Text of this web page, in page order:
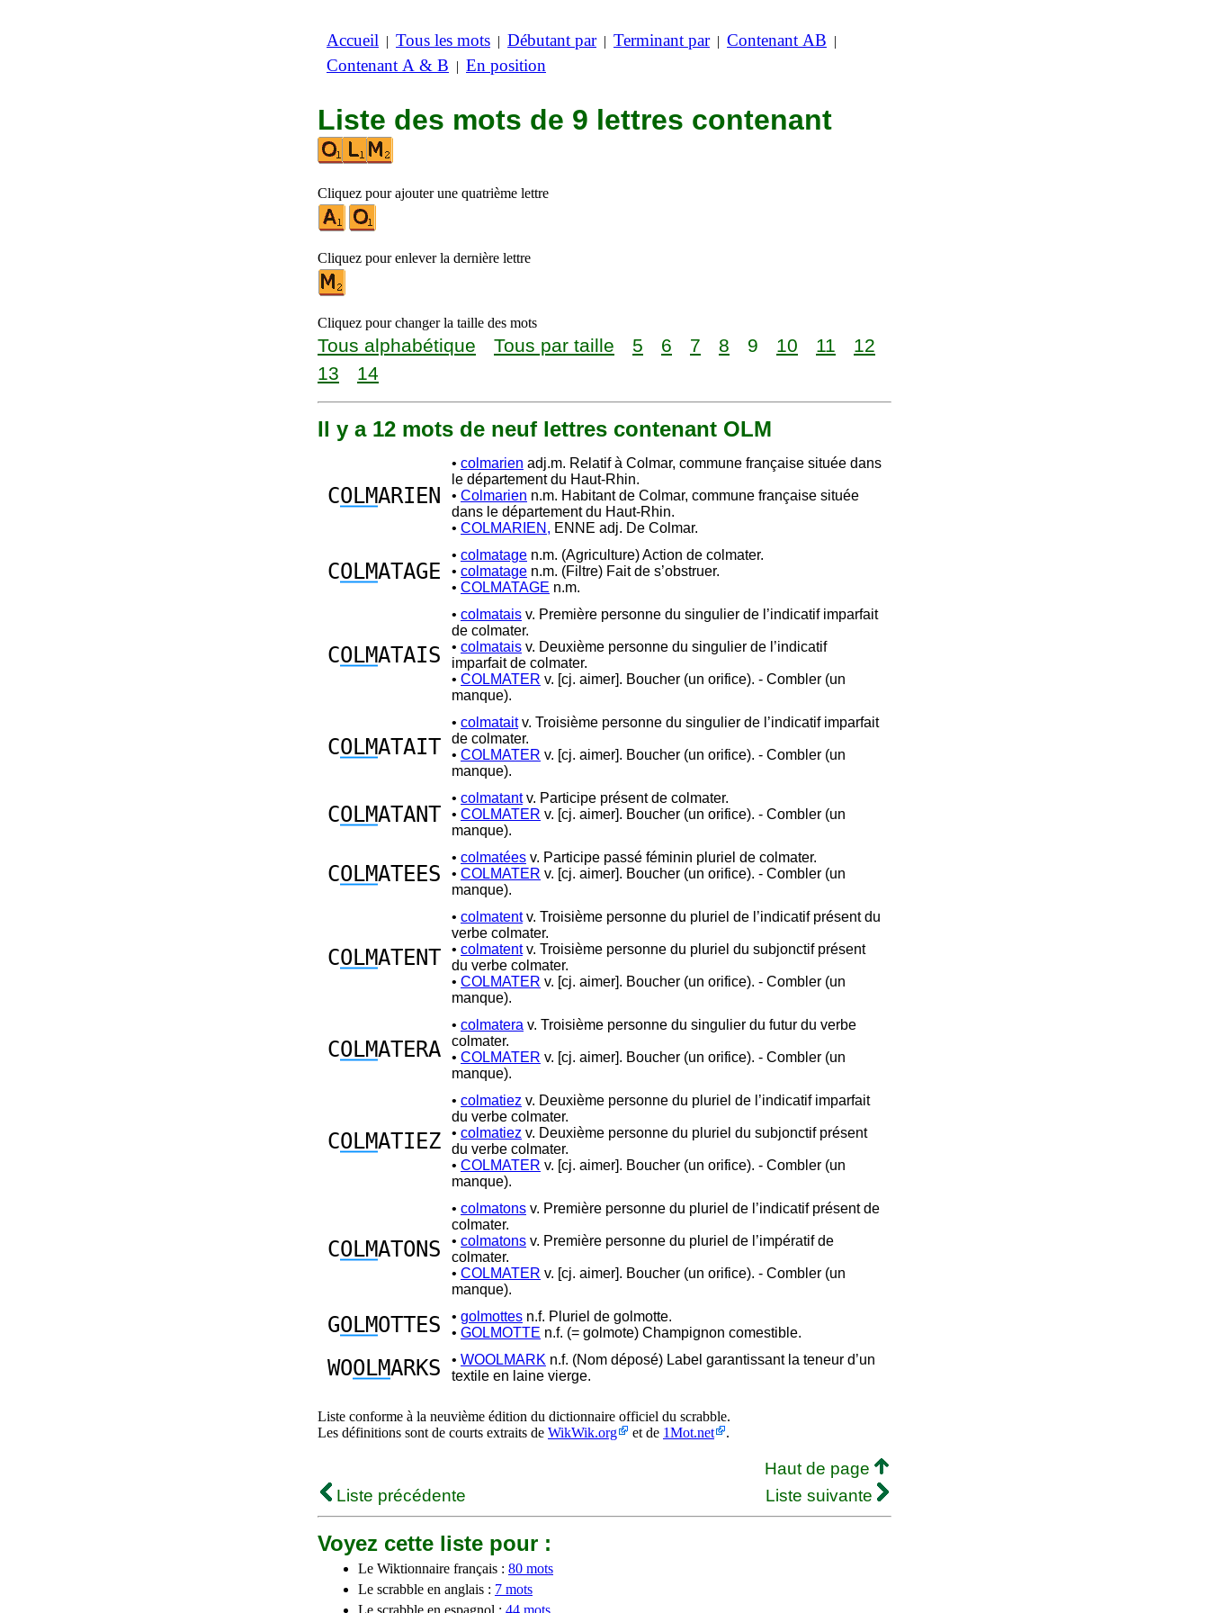
Accueil | Tous les mots | Débutant par| Terminant par| Contenant AB |
Contenant A & B | En position
Liste des mots de 9 lettres contenant
Cliquez pour ajouter une quatrième lettre
Cliquez pour enlever la dernière lettre
Cliquez pour changer la taille des mots
Tous alphabétique Tous par taille 5 6 7 8 9 10 11
12
13
14
Il y a 12 mots de neuf lettres contenant OLM
COLMARIEN
• colmarien adj.m. Relatif à Colmar, commune française située dans
le département du Haut-Rhin.
• Colmarien n.m. Habitant de Colmar, commune française située
dans le département du Haut-Rhin.
• COLMARIEN, ENNE adj. De Colmar.
COLMATAGE
• colmatage n.m. (Agriculture) Action de colmater.
• colmatage n.m. (Filtre) Fait de s’obstruer.
• COLMATAGE n.m.
COLMATAIS
• colmatais v. Première personne du singulier de l’indicatif imparfait
de colmater.
• colmatais v. Deuxième personne du singulier de l’indicatif
imparfait de colmater.
• COLMATER v. [cj. aimer]. Boucher (un orifice). - Combler (un
manque).
COLMATAIT
• colmataitv. Troisième personne du singulier de l’indicatif imparfait
de colmater.
• COLMATER v. [cj. aimer]. Boucher (un orifice). - Combler (un
manque).
COLMATANT
• colmatantv. Participe présent de colmater.
• COLMATER v. [cj. aimer]. Boucher (un orifice). - Combler (un
manque).
COLMATEES
• colmatées v. Participe passé féminin pluriel de colmater.
• COLMATER v. [cj. aimer]. Boucher (un orifice). - Combler (un
manque).
COLMATENT
• colmatentv. Troisième personne du pluriel de l’indicatif présent du
verbe colmater.
• colmatentv. Troisième personne du pluriel du subjonctif présent
du verbe colmater.
• COLMATER v. [cj. aimer]. Boucher (un orifice). - Combler (un
manque).
COLMATERA
• colmatera v. Troisième personne du singulier du futur du verbe
colmater.
• COLMATER v. [cj. aimer]. Boucher (un orifice). - Combler (un
manque).
COLMATIEZ
• colmatiez v. Deuxième personne du pluriel de l’indicatif imparfait
du verbe colmater.
• colmatiez v. Deuxième personne du pluriel du subjonctif présent
du verbe colmater.
• COLMATER v. [cj. aimer]. Boucher (un orifice). - Combler (un
manque).
COLMATONS
• colmatons v. Première personne du pluriel de l’indicatif présent de
colmater.
• colmatons v. Première personne du pluriel de l’impératif de
colmater.
• COLMATER v. [cj. aimer]. Boucher (un orifice). - Combler (un
manque).
GOLMOTTES • golmottes n.f. Pluriel de golmotte.
• GOLMOTTE n.f. (= golmote) Champignon comestible.
WOOLMARKS • WOOLMARK n.f. (Nom déposé) Label garantissant la teneur d’un
textile en laine vierge.
Liste conforme à la neuvième édition du dictionnaire officiel du scrabble.
Les définitions sont de courts extraits de WikWik.org et de 1Mot.net .
Haut de page
Liste précédente
Liste suivante
Voyez cette liste pour :
Le Wiktionnaire français : 80 mots
Le scrabble en anglais : 7 mots
Le scrabble en espagnol : 44 mots